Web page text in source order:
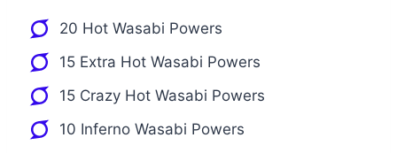
20 Hot Wasabi Powers
15 Extra Hot Wasabi Powers
15 Crazy Hot Wasabi Powers
10 Inferno Wasabi Powers